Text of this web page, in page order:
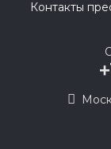
Контакты